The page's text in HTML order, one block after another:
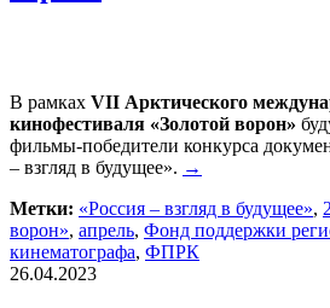
В рамках VII Арктического
кинофестиваля «Золотой ворон»
фильмы-победители конкурса
– взгляд в будущее». →
Метки: «Россия – взгляд в будущее»,
ворон», апрель, Фонд поддержки
кинематографа, ФПРК
26.04.2023